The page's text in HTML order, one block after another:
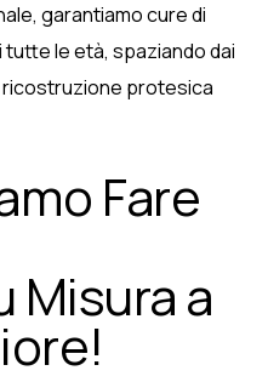
garantiamo cure di
le età, spaziando dai
protesica
Fare
Misura a